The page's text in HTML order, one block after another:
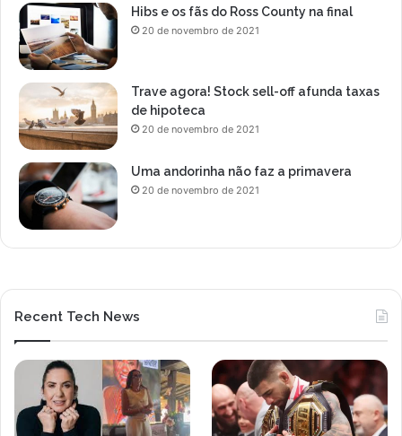
Hibs e os fãs do Ross County na final
20 de novembro de 2021
Trave agora! Stock sell-off afunda taxas
de hipoteca
20 de novembro de 2021
Uma andorinha não faz a primavera
20 de novembro de 2021
Recent Tech News